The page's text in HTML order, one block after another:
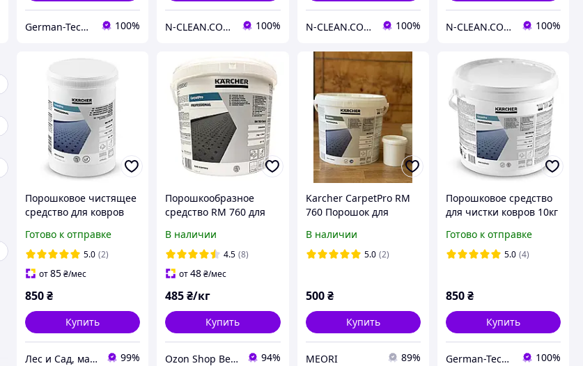
German-Technics 100% N-CLEAN.COM.UA Техника и аксессуары для уборки. 100% N-CLEAN.COM.UA Техника и аксессуары для уборки. 100% N-CLEAN.COM.UA Техника и аксессуары для уборки. 100%
Порошковое чистящее
средство для ковров
760, 0.8кг
Готово к отправке
5.0 (2)
от85₴/мес
850₴
Купить
Лес и Сад, магазин инструментов и садово-парковой техники 99%
Порошкообразное
средство RM 760 для
покрытий и мягкой
мебели, 1 кг
В наличии
4.5 (8)
от48₴/мес
485₴/кг
Купить
Ozon Shop Великий вибір товару для клінінгу, детейлінгу та автомийки. 94%
Karcher CarpetPro RM
760 Порошок для
мебели (500 г на
россыпь)
В наличии
5.0 (2)
500 ₴
Купить
MEORI 89%
Порошковое средство
для чистки ковров 10кг
Karcher 6.295-847.0
Готово к отправке
5.0 (4)
850₴
Купить
German-Technics 100%